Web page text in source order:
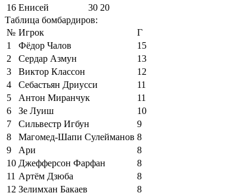
16 Енисей 30 20
Таблица бомбардиров:
№ Игрок
Г
1
Фёдор Чалов
15
2
Сердар Азмун
13
3
Виктор Классон
12
4
Себастьян Дриусси
11
5
Антон Миранчук
11
6
Зе Луиш
10
7
Сильвестр Игбун
9
8
Магомед-Шапи Сулейманов 8
9
Ари
8
10 Джефферсон Фарфан
8
11 Артём Дзюба
8
12 Зелимхан Бакаев
8